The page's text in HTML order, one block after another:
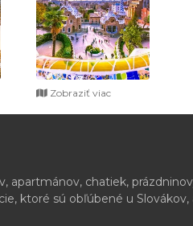
Zobraziť viac
apartmánov, chatiek,
ktoré sú obľúbené u